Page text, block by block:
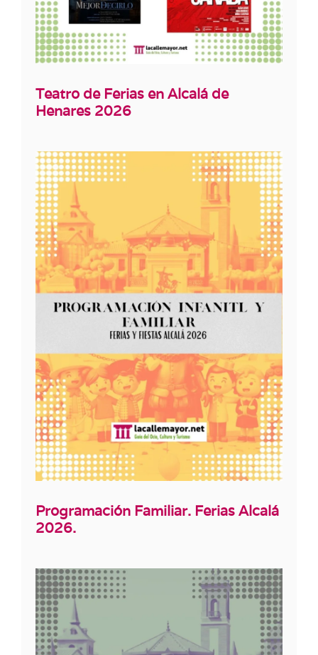
Teatro de Ferias en Alcalá de
Henares 2026
Programación Familiar. Ferias Alcalá
2026.